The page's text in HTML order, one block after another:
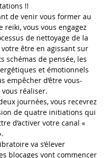
!!
de venir vous former au
reiki, vous vous engagez
de nettoyage de la
être en agissant sur
schémas de pensée, les
et émotionnels
empêcher d’être vous-
réaliser.
journées, vous recevrez
de quatre initiations qui
d’activer votre canal «
va s’élever
blocages vont commencer